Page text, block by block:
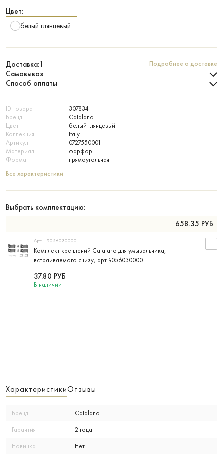
ID товара
307834
Бренд
Catalano
Цвет
белый глянцевый
Коллекция
Italy
Артикул
0727550001
Материал
фарфор
Форма
прямоугольная
Все характеристики
Выбрать комплектацию:
658.35 РУБ
Комплект креплений Catalano для умывальника,
встраиваемого снизу, арт.9056030000
Арт: 9056030000
В наличии
37.80 РУБ
Цвет:
белый глянцевый
Доставка:1 Подробнее о доставке
Самовывоз
Способ оплаты
ХарактеристикиОтзывы
Бренд Catalano
Гарантия 2 года
Новинка Нет